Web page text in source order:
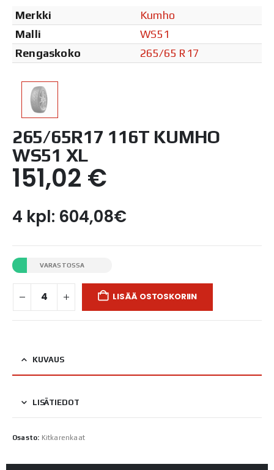
Merkki
Kumho
Malli
WS51
Rengaskoko
265/65 R17
265/65R17 116T KUMHO
WS51 XL
151,02 €
4 kpl: 604,08€
VARASTOSSA
LISÄÄ OSTOSKORIIN
KUVAUS
LISÄTIEDOT
Osasto: Kitkarenkaat